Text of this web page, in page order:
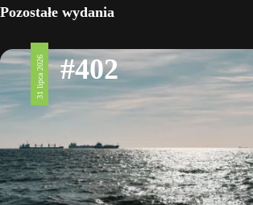
Pozostałe wydania
31 lipca 2026 #402